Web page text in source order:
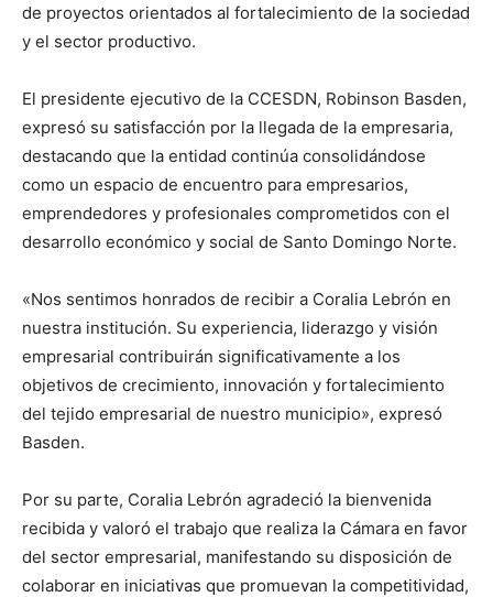
de proyectos orientados al fortalecimiento de la sociedad
y el sector productivo.
El presidente ejecutivo de la CCESDN, Robinson Basden,
expresó su satisfacción por la llegada de la empresaria,
destacando que la entidad continúa consolidándose
como un espacio de encuentro para empresarios,
emprendedores y profesionales comprometidos con el
desarrollo económico y social de Santo Domingo Norte.
«Nos sentimos honrados de recibir a Coralia Lebrón en
nuestra institución. Su experiencia, liderazgo y visión
empresarial contribuirán significativamente a los
objetivos de crecimiento, innovación y fortalecimiento
del tejido empresarial de nuestro municipio», expresó
Basden.
Por su parte, Coralia Lebrón agradeció la bienvenida
recibida y valoró el trabajo que realiza la Cámara en favor
del sector empresarial, manifestando su disposición de
colaborar en iniciativas que promuevan la competitividad,